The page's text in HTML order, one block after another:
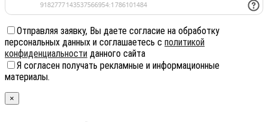
Отправляя заявку, Вы даете согласие на обработку
персональных данных и соглашаетесь с политикой
конфиденциальности данного сайта
Я согласен получать рекламные и информационные
материалы.
×